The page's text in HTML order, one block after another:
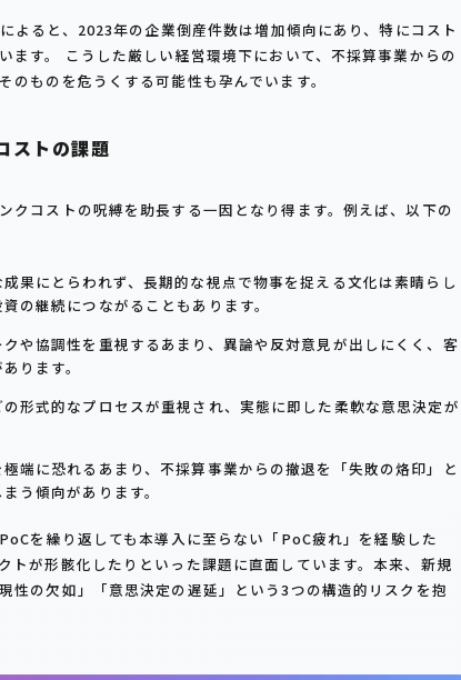
よると、2023年の企業倒産件数は増加傾向にあり、特にコスト
ます。 こうした厳しい経営環境下において、不採算事業からの
ものを危うくする可能性も孕んでいます。
ストの課題
クコストの呪縛を助長する一因となり得ます。例えば、以下の
果にとらわれず、長期的な視点で物事を捉える文化は素晴らし
の継続につながることもあります。
や協調性を重視するあまり、異論や反対意見が出しにくく、客
ります。
形式的なプロセスが重視され、実態に即した柔軟な意思決定が
端に恐れるあまり、不採算事業からの撤退を「失敗の烙印」と
う傾向があります。
を繰り返しても本導入に至らない「PoC疲れ」を経験した
トが形骸化したりといった課題に直面しています。本来、新規
性の欠如」「意思決定の遅延」という3つの構造的リスクを抱